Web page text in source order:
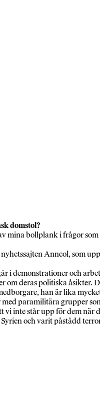
domstol?
mina bollplank i frågor
Anncol, som
demonstrationer och
om deras politiska
han är lika
paramilitära grupper
inte står upp för dem när
och varit påstådd